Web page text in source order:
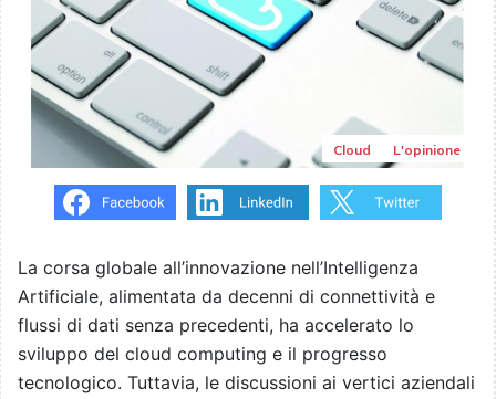
Cloud L'opinione
La corsa globale all’innovazione nell’Intelligenza
Artificiale, alimentata da decenni di connettività e
flussi di dati senza precedenti, ha accelerato lo
sviluppo del cloud computing e il progresso
tecnologico. Tuttavia, le discussioni ai vertici aziendali